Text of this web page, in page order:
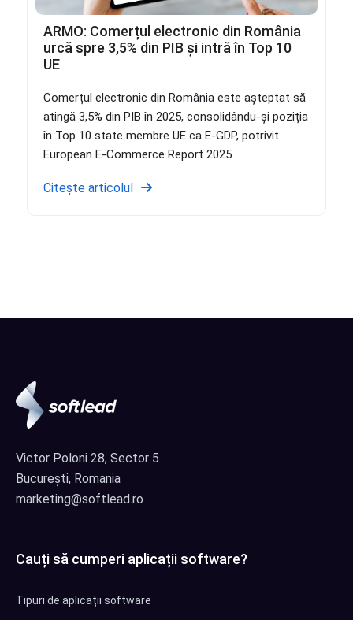
ARMO: Comerțul electronic din România
urcă spre 3,5% din PIB și intră în Top 10
UE
Comerțul electronic din România este așteptat să
atingă 3,5% din PIB în 2025, consolidându-și poziția
în Top 10 state membre UE ca E-GDP, potrivit
European E-Commerce Report 2025.
Citește articolul
Victor Poloni 28, Sector 5
București, Romania
marketing@softlead.ro
Cauți să cumperi aplicații software?
Tipuri de aplicații software